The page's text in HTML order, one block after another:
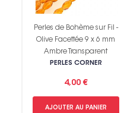
Perles de Bohème sur Fil -
Olive Facettée 9 x 6 mm
Ambre Transparent
PERLES CORNER
4,00 €
AJOUTER AU PANIER